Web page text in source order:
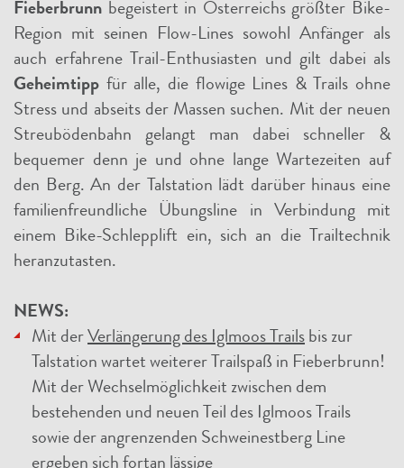
Fieberbrunn begeistert in Österreichs größter Bike-
Region mit seinen Flow-Lines sowohl Anfänger als
auch erfahrene Trail-Enthusiasten und gilt dabei als
Geheimtipp für alle, die flowige Lines & Trails ohne
Stress und abseits der Massen suchen. Mit der neuen
Streubödenbahn gelangt man dabei schneller &
bequemer denn je und ohne lange Wartezeiten auf
den Berg. An der Talstation lädt darüber hinaus eine
familienfreundliche Übungsline in Verbindung mit
einem Bike-Schlepplift ein, sich an die Trailtechnik
heranzutasten.
NEWS:
Mit der Verlängerung des Iglmoos Trails bis zur
Talstation wartet weiterer Trailspaß in Fieberbrunn!
Mit der Wechselmöglichkeit zwischen dem
bestehenden und neuen Teil des Iglmoos Trails
sowie der angrenzenden Schweinestberg Line